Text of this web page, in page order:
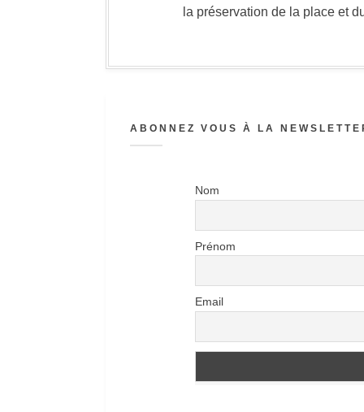
la préservation de la place et
ABONNEZ VOUS À LA
Nom
Prénom
Email